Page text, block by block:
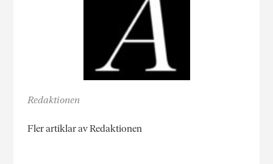
Redaktionen
Fler artiklar av Redaktionen